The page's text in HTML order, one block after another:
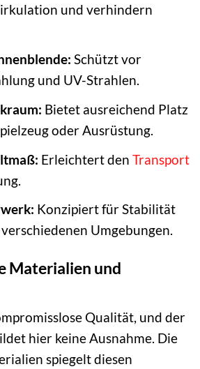
und verhindern
Schützt vor
und UV-Strahlen.
Bietet ausreichend Platz
oder Ausrüstung.
Erleichtert den Transport
Konzipiert für Stabilität
Umgebungen.
Materialien und
Qualität, und der
hier keine Ausnahme. Die
spiegelt diesen